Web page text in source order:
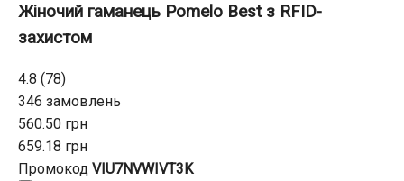
Жіночий гаманець Pomelo Best з RFID-
захистом
4.8 (78)
346 замовлень
560.50 грн
659.18 грн
Промокод VIU7NVWIVT3K